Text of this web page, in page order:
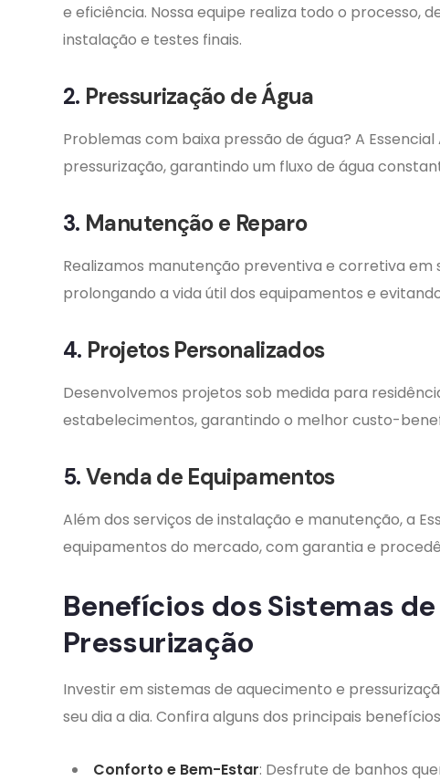
e eficiência. Nossa equipe realiza todo o processo,
instalação e testes finais.
2. Pressurização de Água
Problemas com baixa pressão de água? A
pressurização, garantindo um fluxo de água
3. Manutenção e Reparo
Realizamos manutenção preventiva e corretiva
prolongando a vida útil dos equipamentos e
4. Projetos Personalizados
Desenvolvemos projetos sob medida para
estabelecimentos, garantindo o melhor custo-
5.Venda de Equipamentos
Além dos serviços de instalação e manutenção, a
equipamentos do mercado, com garantia e
Benefícios dos Sistemas
Pressurização
Investir em sistemas de aquecimento e
seu dia a dia. Confira alguns dos principais
Conforto e Bem-Estar: Desfrute de banhos